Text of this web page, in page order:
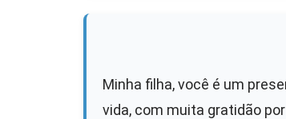
Minha filha, você é um
vida, com muita gratidão